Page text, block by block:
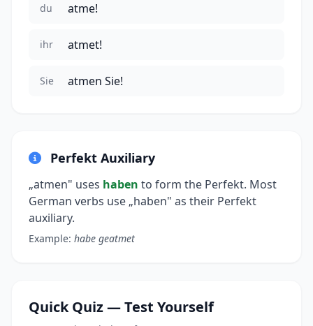
du atme!
ihr atmet!
Sie atmen Sie!
Perfekt Auxiliary
„atmen" uses haben to form the Perfekt. Most
German verbs use „haben" as their Perfekt
auxiliary.
Example: habe geatmet
Quick Quiz — Test Yourself